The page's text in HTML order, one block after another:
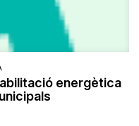
energètica